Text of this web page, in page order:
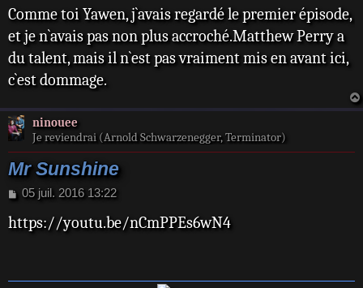
s
a
g
Comme toi Yawen, j`avais regardé le premier épisode,
et je n`avais pas non plus accroché.Matthew Perry a
du talent, mais il n`est pas vraiment mis en avant ici,
c`est dommage.
ninouee
Je reviendrai (Arnold Schwarzenegger, Terminator)
Mr Sunshine
M
s
e
05 juil. 2016 13:22
https://youtu.be/nCmPPEs6wN4